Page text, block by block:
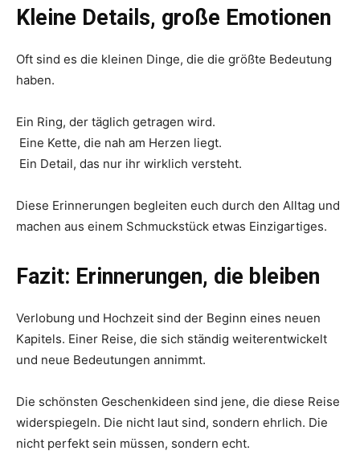
Kleine Details, große Emotionen
Oft sind es die kleinen Dinge, die die größte Bedeutung
haben.
Ein Ring, der täglich getragen wird.
Eine Kette, die nah am Herzen liegt.
Ein Detail, das nur ihr wirklich versteht.
Diese Erinnerungen begleiten euch durch den Alltag und
machen aus einem Schmuckstück etwas Einzigartiges.
Fazit: Erinnerungen, die bleiben
Verlobung und Hochzeit sind der Beginn eines neuen
Kapitels. Einer Reise, die sich ständig weiterentwickelt
und neue Bedeutungen annimmt.
Die schönsten Geschenkideen sind jene, die diese Reise
widerspiegeln. Die nicht laut sind, sondern ehrlich. Die
nicht perfekt sein müssen, sondern echt.